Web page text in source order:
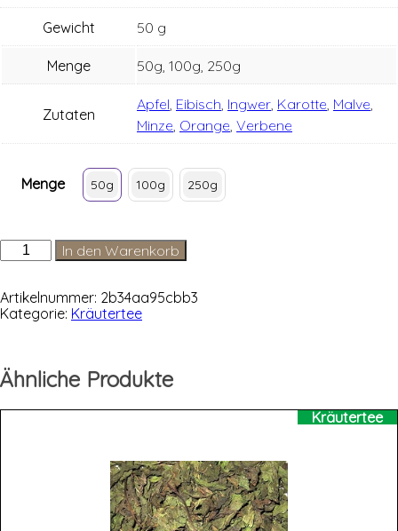
Gewicht 50 g
Menge 50g, 100g, 250g
Zutaten
Apfel Eibisch Ingwer Karotte Malve
Minze Orange Verbene
Menge 50g 100g 250g
Schweizer
Kräutertee
Menge
In den Warenkorb
Artikelnummer: 2b34aa95cbb3
Kategorie: Kräutertee
Ähnliche Produkte
Kräutertee